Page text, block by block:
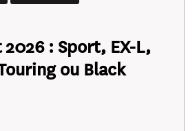
: Sport, EX-L,
ou Black